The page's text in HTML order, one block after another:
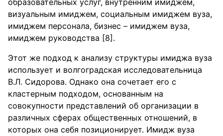
образовательных услуг, внутренним имиджем,
визуальным имиджем, социальным имиджем вуза,
имиджем персонала, бизнес – имиджем вуза,
имиджем руководства [8].
Этот же подход к анализу структуры имиджа вуза
использует и волгоградская исследовательница
В.Л. Сидорова. Однако она сочетает его с
кластерным подходом, основанным на
совокупности представлений об организации в
различных сферах общественных отношений, в
которых она себя позиционирует. Имидж вуза